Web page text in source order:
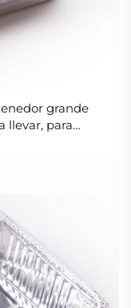
grande
llevar, para